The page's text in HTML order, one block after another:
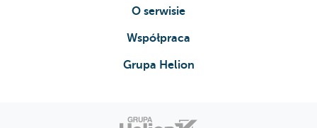
O serwisie
Współpraca
Grupa Helion